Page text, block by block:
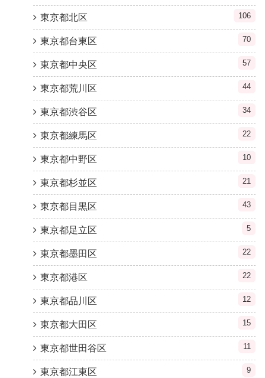
東京都北区 106
東京都台東区 70
東京都中央区 57
東京都荒川区 44
東京都渋谷区 34
東京都練馬区 22
東京都中野区 10
東京都杉並区 21
東京都目黒区 43
東京都足立区 5
東京都墨田区 22
東京都港区 22
東京都品川区 12
東京都大田区 15
東京都世田谷区 11
東京都江東区 9